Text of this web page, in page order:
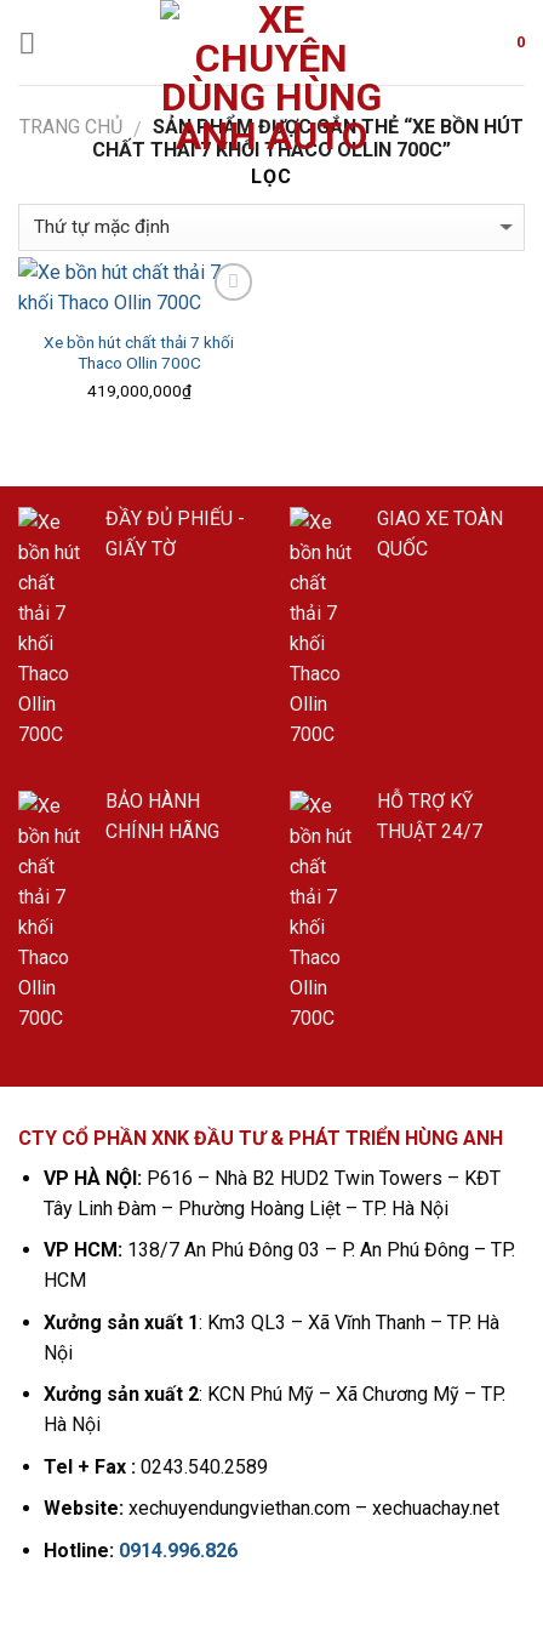
0
TRANG CHỦ / SẢN PHẨM ĐƯỢC GẮN THẺ “XE BỒN HÚT
CHẤT THẢI 7 KHỐI THACO OLLIN 700C”
LỌC
Wishlist
Xe bồn hút chất thải 7 khối
Thaco Ollin 700C
419,000,000₫
ĐẦY ĐỦ PHIẾU -
GIẤY TỜ
GIAO XE TOÀN
QUỐC
BẢO HÀNH
CHÍNH HÃNG
HỖ TRỢ KỸ
THUẬT 24/7
CTY CỔ PHẦN XNK ĐẦU TƯ & PHÁT TRIỂN HÙNG ANH
VP HÀ NỘI:P616 – Nhà B2 HUD2 Twin Towers – KĐT
Tây Linh Đàm – Phường Hoàng Liệt – TP. Hà Nội
VP HCM:138/7 An Phú Đông 03 – P. An Phú Đông – TP.
HCM
Xưởng sản xuất 1: Km3 QL3 – Xã Vĩnh Thanh – TP. Hà
Nội
Xưởng sản xuất 2: KCN Phú Mỹ – Xã Chương Mỹ – TP.
Hà Nội
Tel + Fax :0243.540.2589
Website:xechuyendungviethan.com – xechuachay.net
Hotline: 0914.996.826